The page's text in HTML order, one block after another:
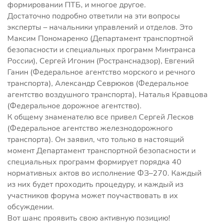
формировании ПТБ, и многое другое.
Достаточно подробно ответили на эти вопросы
эксперты – начальники управлений и отделов. Это
Максим Пономаренко (Департамент транспортной
безопасности и специальных программ Минтранса
России), Сергей Игонин (Ространснадзор), Евгений
Ганин (Федеральное агентство морского и речного
транспорта), Александр Севрюков (Федеральное
агентство воздушного транспорта), Наталья Кравцова
(Федеральное дорожное агентство).
К общему знаменателю все привел Сергей Лесков
(Федеральное агентство железнодорожного
транспорта). Он заявил, что только в настоящий
момент Департамент транспортной безопасности и
специальных программ формирует порядка 40
нормативных актов во исполнение ФЗ–270. Каждый
из них будет проходить процедуру, и каждый из
участников форума может поучаствовать в их
обсуждении.
Вот шанс проявить свою активную позицию!